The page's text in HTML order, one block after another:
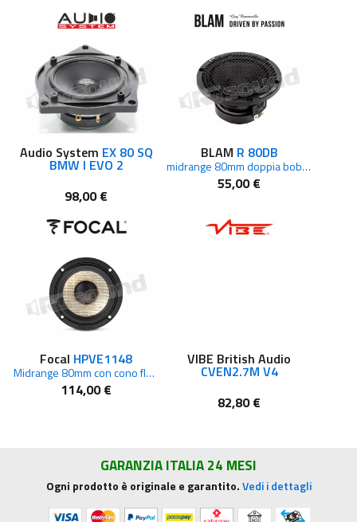
Audio System EX 80 SQ
BMW I EVO 2
98,00 €
BLAM R 80DB
midrange 80mm doppia bobina 3 Ohm
55,00 €
Focal HPVE1148
Midrange 80mm con cono flax in lino
114,00 €
VIBE British Audio
CVEN2.7M V4
82,80 €
GARANZIA ITALIA 24 MESI
Ogni prodotto è originale e garantito.Vedi i dettagli